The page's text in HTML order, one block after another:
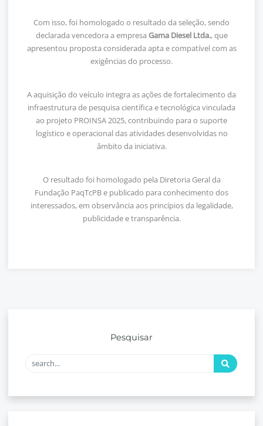
Com isso, foi homologado o resultado da seleção, sendo
declarada vencedora a empresa Gama Diesel Ltda., que
apresentou proposta considerada apta e compatível com as
exigências do processo.
A aquisição do veículo integra as ações de fortalecimento da
infraestrutura de pesquisa científica e tecnológica vinculada
ao projeto PROINSA 2025, contribuindo para o suporte
logístico e operacional das atividades desenvolvidas no
âmbito da iniciativa.
O resultado foi homologado pela Diretoria Geral da
Fundação PaqTcPB e publicado para conhecimento dos
interessados, em observância aos princípios da legalidade,
publicidade e transparência.
Pesquisar